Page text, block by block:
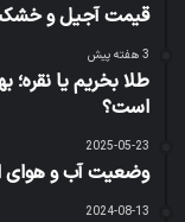
قیمت آجیل و خشکبار ۸ تیر
3 هفته پیش
طلا بخریم یا
است؟
2025-05-23
وضعیت آب و هوای
2024-08-13